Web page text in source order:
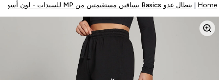
Home بنطال عدو Basics بساقين مستقيمتين من MP للسيدات - لون أسود